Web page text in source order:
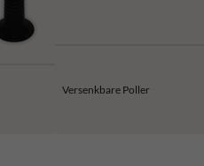
Versenkbare Poller